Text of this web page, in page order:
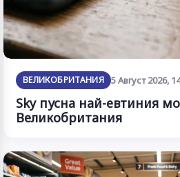
ВЕЛИКОБРИТАНИЯ 5 Август 2026,
Sky пусна най-евтиния
Великобритания